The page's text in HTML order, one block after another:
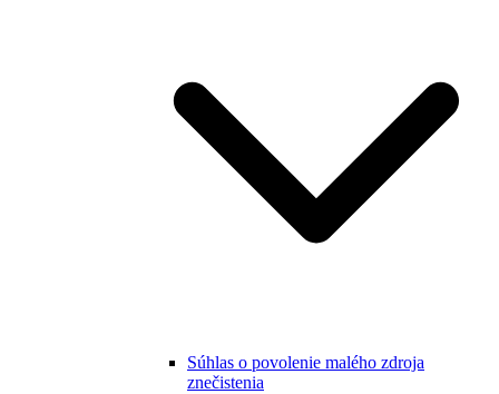
Súhlas o povolenie malého zdroja
znečistenia